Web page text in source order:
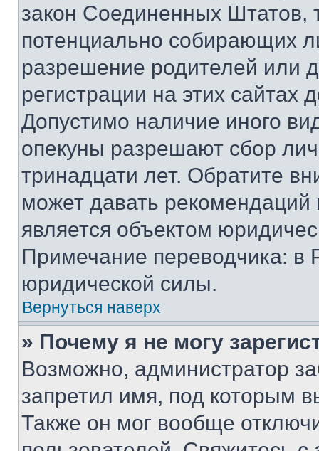
закон Соединенных Штатов,
потенциально собирающих
разрешение родителей или
регистрации на этих сайтах
Допустимо наличие иного
опекуны разрешают сбор
тринадцати лет. Обратите
может давать
является объектом
Примечание переводчика: в
юридической силы.
Вернуться наверх
» Почему я не могу
Возможно, администратор
запретил имя, под которым
Также он мог вообще